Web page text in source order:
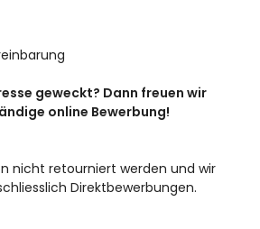
geweckt? Dann freuen wir
online Bewerbung!
nicht retourniert werden und wir
Direktbewerbungen.